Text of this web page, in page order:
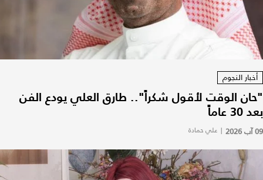
أخبار النجوم
"حان الوقت لأقول شكراً".. طارق العلي يودع الفن
بعد 30 عاماً
09 آب 2026 | علي حمادة